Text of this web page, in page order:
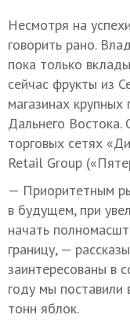
Несмотря на
говорить рано.
пока только
сейчас фрукты из
магазинах
Дальнего Востока.
торговых сетях
Retail Group
— Приоритетным
в будущем, при
начать
границу, —
заинтересованы в
году мы поставили
тонн яблок.